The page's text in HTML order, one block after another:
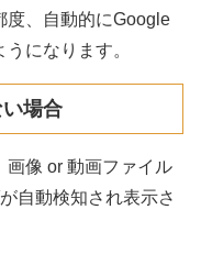
度、自動的にGoogle
になります。
場合
画像 or 動画ファイル
自動検知され表示さ